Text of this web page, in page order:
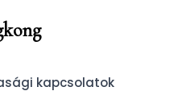
kapcsolatok